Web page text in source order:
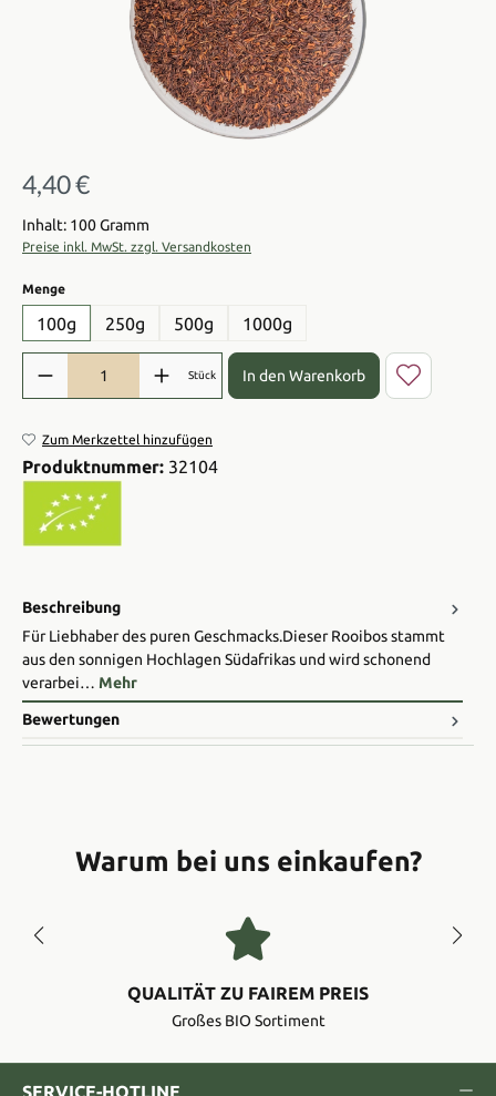
Regulärer Preis:
4,40 €
Inhalt: 100 Gramm
Preise inkl. MwSt. zzgl. Versandkosten
Mengeauswählen
100g 250g 500g 1000g
Produkt Anzahl: Gib den gewünschten Wert ein oder benutze die
Stück In den Warenkorb
Zum Merkzettel hinzufügen
Produktnummer: 32104
Beschreibung
Für Liebhaber des puren Geschmacks.Dieser Rooibos stammt
aus den sonnigen Hochlagen Südafrikas und wird schonend
verarbei… Mehr
Bewertungen
Warum bei uns einkaufen?
QUALITÄT ZU FAIREM PREIS
Großes BIO Sortiment
SERVICE-HOTLINE